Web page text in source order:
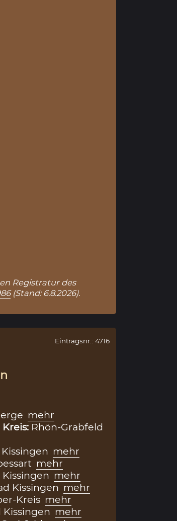
Registratur des
(Stand: 6.8.2026).
Eintragsnr.: 4716
mehr
Kreis: Rhön-Grabfeld
mehr
mehr
Kissingen mehr
Kissingen mehr
Kreis mehr
Kissingen mehr